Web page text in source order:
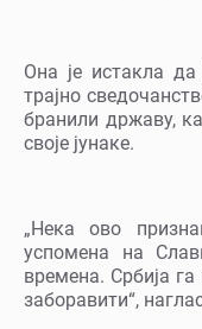
Она је истакла
трајно
бранили државу,
своје јунаке.
„Нека ово
успомена на
времена. Србија
заборавити“,